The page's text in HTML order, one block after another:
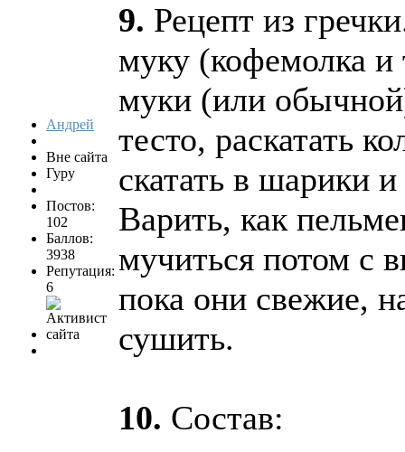
Андрей
Вне сайта
Гуру
Постов:
102
Баллов:
3938
Репутация:
6
9. Рецепт из
муку (кофемолка и
муки (или
тесто, раскатать
скатать в шарики
Варить, как
мучиться потом с
пока они свежие,
сушить.
10. Состав: